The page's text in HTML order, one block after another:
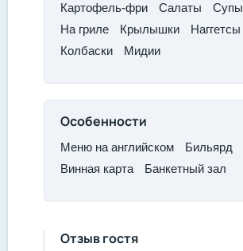
Картофель-фри
​Салаты​
Супы​
На гриле
​Крылышки
​Наггетсы
​Колбаски​
Мидии
Особенности
Меню на английском
Бильярд
Винная карта
Банкетный зал
Отзыв гостя